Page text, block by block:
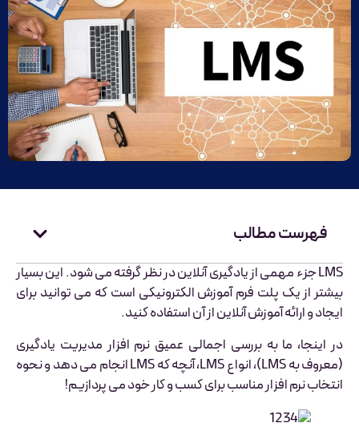
فهرست مطالب
LMS جزء مهمی از یادگیری آنلاین در نظر گرفته می شود. این بسیار
بیشتر از یک پلت فرم آموزش الکترونیکی است که می توانید برای
ایجاد و ارائه آموزش آنلاین از آن استفاده کنید.
در اینجا، ما به بررسی اجمالی عمیق نرم افزار مدیریت یادگیری
(معروف به LMS)، انواع LMS، آنچه که LMS انجام می دهد و نحوه
انتخاب نرم افزار مناسب برای کسب و کار خود می پردازیم!